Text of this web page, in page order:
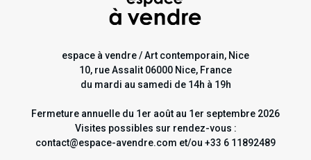
espace à vendre / Art contemporain, Nice
10, rue Assalit 06000 Nice, France
du mardi au samedi de 14h à 19h
Fermeture annuelle du 1er août au 1er septembre 2026
Visites possibles sur rendez-vous :
contact@espace-avendre.com et/ou +33 6 11892489